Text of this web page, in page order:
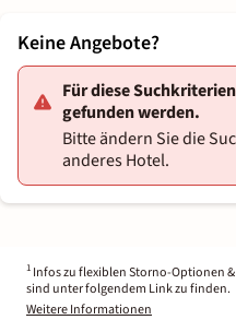
Keine Angebote?
Für diese
gefunden werden.
Bitte ändern Sie die
anderes Hotel.
1 Infos zu flexiblen Storno-Optionen
sind unter folgendem Link zu finden.
Weitere Informationen